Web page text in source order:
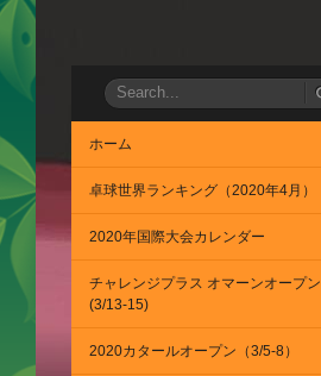
ホーム
卓球世界ランキング（2020年4月）
2020年国際大会カレンダー
チャレンジプラス オマーンオープン
(3/13-15)
2020カタールオープン（3/5-8）